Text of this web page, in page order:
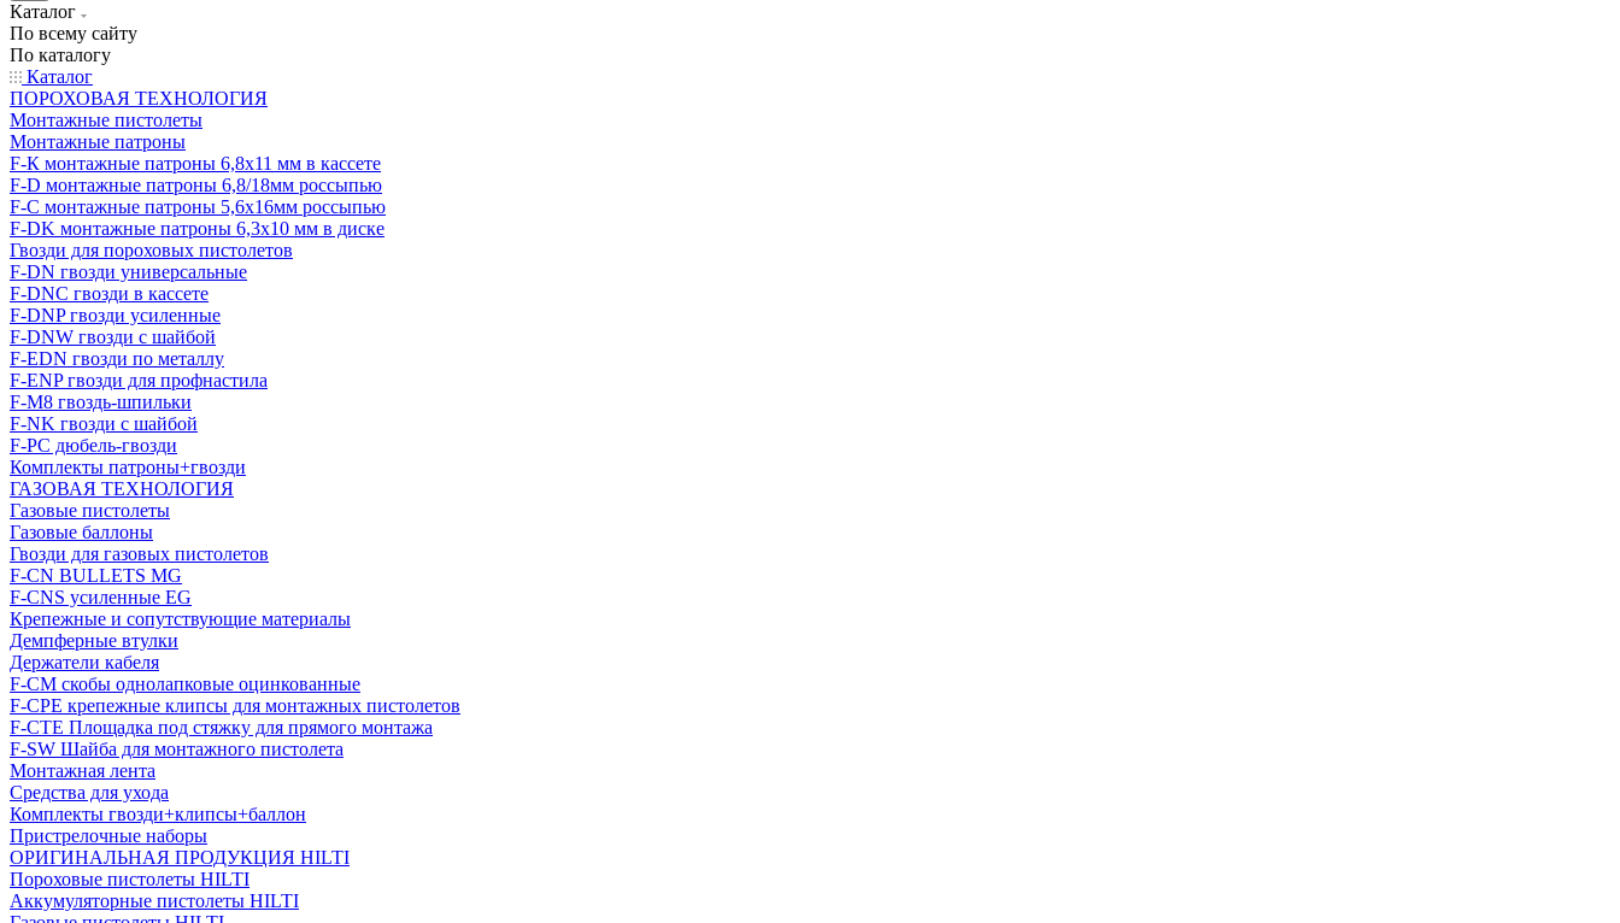
Каталог
По всему сайту
По каталогу
Каталог
ПОРОХОВАЯ ТЕХНОЛОГИЯ
Монтажные пистолеты
Монтажные патроны
F-К монтажные патроны 6,8х11 мм в кассете
F-D монтажные патроны 6,8/18мм россыпью
F-C монтажные патроны 5,6х16мм россыпью
F-DK монтажные патроны 6,3х10 мм в диске
Гвозди для пороховых пистолетов
F-DN гвозди универсальные
F-DNC гвозди в кассете
F-DNP гвозди усиленные
F-DNW гвозди с шайбой
F-EDN гвозди по металлу
F-ENP гвозди для профнастила
F-M8 гвоздь-шпильки
F-NK гвозди с шайбой
F-PC дюбель-гвозди
Комплекты патроны+гвозди
ГАЗОВАЯ ТЕХНОЛОГИЯ
Газовые пистолеты
Газовые баллоны
Гвозди для газовых пистолетов
F-CN BULLETS MG
F-CNS усиленные EG
Крепежные и сопутствующие материалы
Демпферные втулки
Держатели кабеля
F-CM скобы однолапковые оцинкованные
F-CPE крепежные клипсы для монтажных пистолетов
F-CTE Площадка под стяжку для прямого монтажа
F-SW Шайба для монтажного пистолета
Монтажная лента
Средства для ухода
Комплекты гвозди+клипсы+баллон
Пристрелочные наборы
ОРИГИНАЛЬНАЯ ПРОДУКЦИЯ HILTI
Пороховые пистолеты HILTI
Аккумуляторные пистолеты HILTI